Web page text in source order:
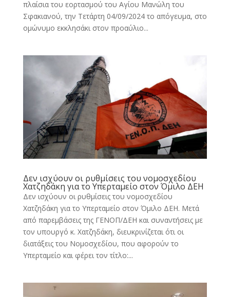
πλαίσια του εορτασμού του Αγίου Μανώλη του
Σφακιανού, την Τετάρτη 04/09/2024 το απόγευμα, στο
ομώνυμο εκκλησάκι στον προαύλιο...
Δεν ισχύουν οι ρυθμίσεις του νομοσχεδίου
Χατζηδάκη για το Υπερταμείο στον Όμιλο ΔΕΗ
Δεν ισχύουν οι ρυθμίσεις του νομοσχεδίου
Χατζηδάκη για το Υπερταμείο στον Όμιλο ΔΕΗ. Μετά
από παρεμβάσεις της ΓΕΝΟΠ/ΔΕΗ και συναντήσεις με
τον υπουργό κ. Χατζηδάκη, διευκρινίζεται ότι οι
διατάξεις του Νομοσχεδίου, που αφορούν το
Υπερταμείο και φέρει τον τίτλο:...